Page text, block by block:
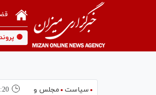
🟡
سیاست
مجلس و